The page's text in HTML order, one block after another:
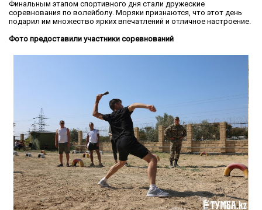
Финальным этапом спортивного дня стали дружеские
соревнования по волейболу. Моряки признаются, что этот день
подарил им множество ярких впечатлений и отличное настроение.
Фото предоставили участники соревнований